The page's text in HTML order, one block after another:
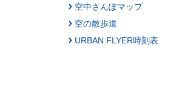
空中さんぽマップ
空の散歩道
URBAN FLYER時刻表